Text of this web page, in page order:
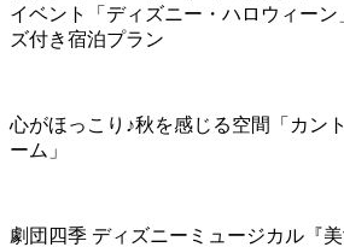
イベント「ディズニー・ハロウィー
ズ付き宿泊プラン
心がほっこり♪秋を感じる空間「カン
ーム」
劇団四季 ディズニーミュージカル『